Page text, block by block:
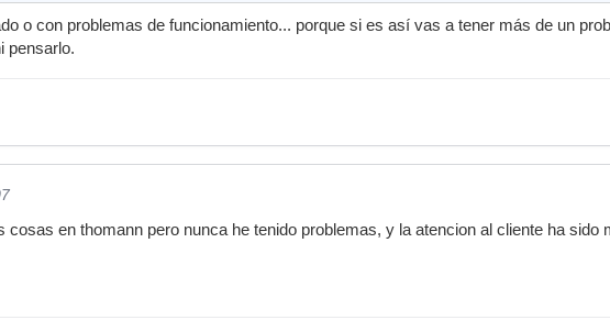
o con problemas de funcionamiento... porque si es así vas a tener más de un
pensarlo.
en thomann pero nunca he tenido problemas, y la atencion al cliente ha sido